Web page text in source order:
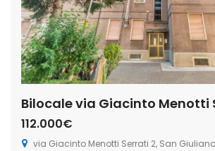
112.000€
via Giacinto Menotti Serrati 2, San